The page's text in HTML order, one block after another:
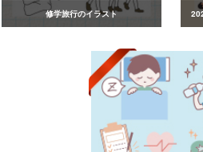
修学旅行のイラスト